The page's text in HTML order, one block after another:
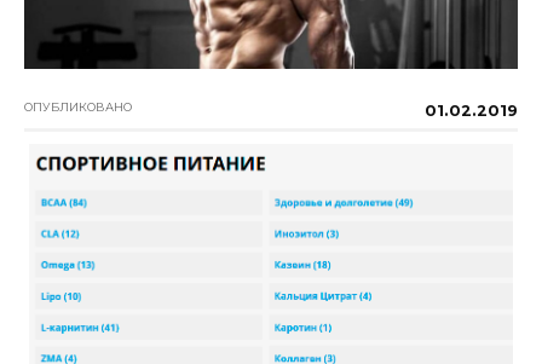
ОПУБЛИКОВАНО 01.02.2019